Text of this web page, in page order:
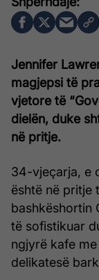
Jennifer
magjepsi të
vjetore të
dielën, duke
në pritje.
34-vjeçarja, e
është në pritje
bashkëshortin
të sofistikuar
ngjyrë kafe
delikatesë